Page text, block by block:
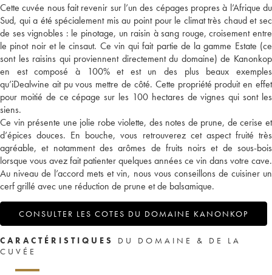
Cette cuvée nous fait revenir sur l’un des cépages propres à l’Afrique du
Sud, qui a été spécialement mis au point pour le climat très chaud et sec
de ses vignobles : le pinotage, un raisin à sang rouge, croisement entre
le pinot noir et le cinsaut. Ce vin qui fait partie de la gamme Estate (ce
sont les raisins qui proviennent directement du domaine) de Kanonkop
en est composé à 100% et est un des plus beaux exemples
qu’iDealwine ait pu vous mettre de côté. Cette propriété produit en effet
pour moitié de ce cépage sur les 100 hectares de vignes qui sont les
siens.
Ce vin présente une jolie robe violette, des notes de prune, de cerise et
d’épices douces. En bouche, vous retrouverez cet aspect fruité très
agréable, et notamment des arômes de fruits noirs et de sous-bois
lorsque vous avez fait patienter quelques années ce vin dans votre cave.
Au niveau de l’accord mets et vin, nous vous conseillons de cuisiner un
cerf grillé avec une réduction de prune et de balsamique.
CONSULTER LES COTES DU DOMAINE KANONKOP
CARACTÉRISTIQUES
DU DOMAINE & DE LA
CUVÉE